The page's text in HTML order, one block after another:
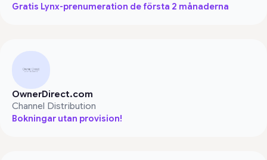
Gratis Lynx-prenumeration de första 2 månaderna
OwnerDirect.com
Channel Distribution
Bokningar utan provision!